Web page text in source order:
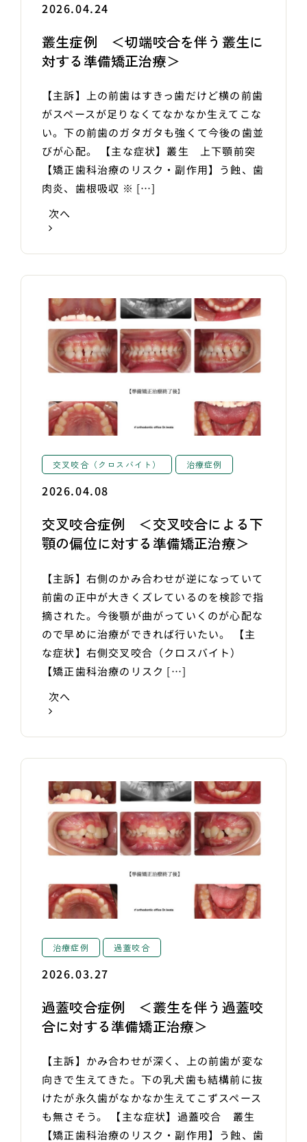
2026.04.24
叢生症例 ＜切端咬合を伴う叢生に
対する準備矯正治療＞
【主訴】上の前歯はすきっ歯だけど横の前歯
がスペースが足りなくてなかなか生えてこな
い。下の前歯のガタガタも強くて今後の歯並
びが心配。 【主な症状】叢生 上下顎前突
【矯正歯科治療のリスク・副作用】う蝕、歯
肉炎、歯根吸収 ※ […]
次へ
交叉咬合（クロスバイト） 治療症例
2026.04.08
交叉咬合症例 ＜交叉咬合による下
顎の偏位に対する準備矯正治療＞
【主訴】右側のかみ合わせが逆になっていて
前歯の正中が大きくズレているのを検診で指
摘された。今後顎が曲がっていくのが心配な
ので早めに治療ができれば行いたい。 【主
な症状】右側交叉咬合（クロスバイト）
【矯正歯科治療のリスク […]
次へ
治療症例 過蓋咬合
2026.03.27
過蓋咬合症例 ＜叢生を伴う過蓋咬
合に対する準備矯正治療＞
【主訴】かみ合わせが深く、上の前歯が変な
向きで生えてきた。下の乳犬歯も結構前に抜
けたが永久歯がなかなか生えてこずスペース
も無さそう。 【主な症状】過蓋咬合 叢生
【矯正歯科治療のリスク・副作用】う蝕、歯